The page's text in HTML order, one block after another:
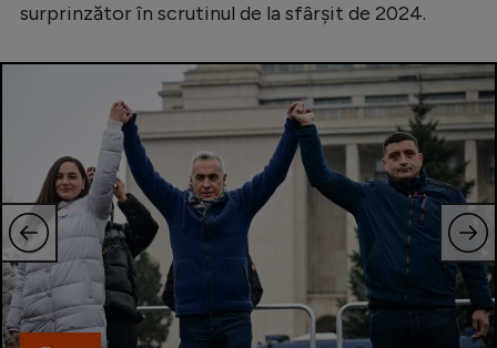
surprinzător în scrutinul de la sfârșit de 2024.